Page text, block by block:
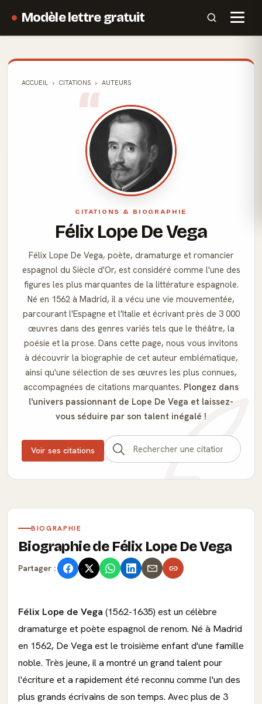
Modèle lettre gratuit
ACCUEIL CITATIONS AUTEURS
CITATIONS & BIOGRAPHIE
Félix Lope De Vega
Félix Lope De Vega, poète, dramaturge et romancier
espagnol du Siècle d'Or, est considéré comme l'une des
figures les plus marquantes de la littérature espagnole.
Né en 1562 à Madrid, il a vécu une vie mouvementée,
parcourant l'Espagne et l'Italie et écrivant près de 3 000
œuvres dans des genres variés tels que le théâtre, la
poésie et la prose. Dans cette page, nous vous invitons
à découvrir la biographie de cet auteur emblématique,
ainsi qu'une sélection de ses œuvres les plus connues,
accompagnées de citations marquantes. Plongez dans
l'univers passionnant de Lope De Vega et laissez-
vous séduire par son talent inégalé !
Voir ses citations
BIOGRAPHIE
Biographie de Félix Lope De Vega
Partager :
Félix Lope de Vega (1562-1635) est un célèbre
dramaturge et poète espagnol de renom. Né à Madrid
en 1562, De Vega est le troisième enfant d'une famille
noble. Très jeune, il a montré un grand talent pour
l'écriture et a rapidement été reconnu comme l'un des
plus grands écrivains de son temps. Avec plus de 3